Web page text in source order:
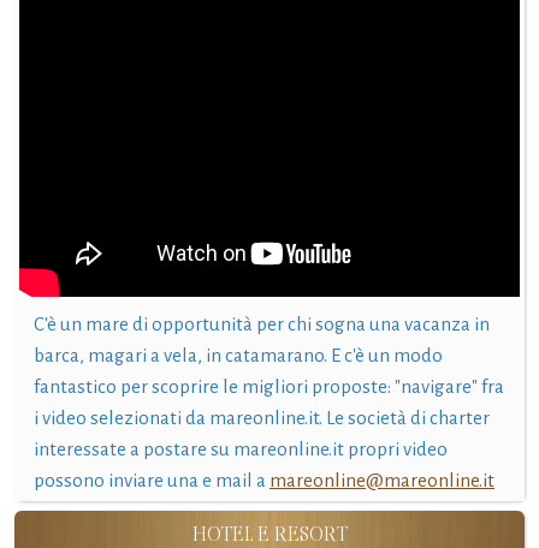
C'è un mare di opportunità per chi sogna una vacanza in
barca, magari a vela, in catamarano. E c'è un modo
fantastico per scoprire le migliori proposte: "navigare" fra
i video selezionati da mareonline.it. Le società di charter
interessate a postare su mareonline.it propri video
possono inviare una e mail a mareonline@mareonline.it
HOTEL E RESORT